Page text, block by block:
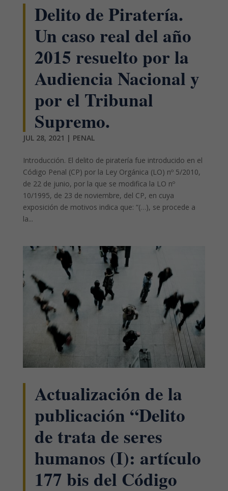
Delito de Piratería.
Un caso real del año
2015 resuelto por la
Audiencia Nacional y
por el Tribunal
Supremo.
JUL 28, 2021 | PENAL
Introducción. El delito de piratería fue introducido en el
Código Penal (CP) por la Ley Orgánica (LO) nº 5/2010,
de 22 de junio, por la que se modifica la LO nº
10/1995, de 23 de noviembre, del CP, en cuya
exposición de motivos indica que: “(…), se procede a
la...
Actualización de la
publicación “Delito
de trata de seres
humanos (I): artículo
177 bis del Código